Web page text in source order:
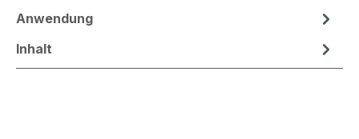
Anwendung
Inhalt